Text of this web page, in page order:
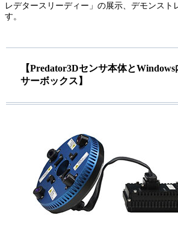
レデタースリーディー」の展示、デモンスト
す。
【Predator3Dセンサ本体と
サーボックス】